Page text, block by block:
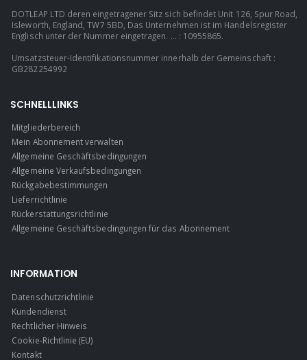
DOTLEAP LTD deren eingetragener Sitz sich befindet Unit 126, Spur Road,
Isleworth, England, TW7 5BD, Das Unternehmen ist im Handelsregister
Englisch unter der Nummer eingetragen. ... : 10955865.
Umsatzsteuer-Identifikationsnummer innerhalb der Gemeinschaft :
GB282254992
SCHNELLLINKS
Mitgliederbereich
Mein Abonnement verwalten
Allgemeine Geschäftsbedingungen
Allgemeine Verkaufsbedingungen
Rückgabebestimmungen
Lieferrichtlinie
Rückerstattungsrichtlinie
Allgemeine Geschäftsbedingungen für das Abonnement
INFORMATION
Datenschutzrichtlinie
Kundendienst
Rechtlicher Hinweis
Cookie-Richtlinie (EU)
Kontakt